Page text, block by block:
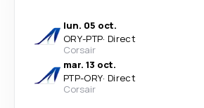
lun. 05 oct.
ORY-PTP· Direct
Corsair
mar. 13 oct.
PTP-ORY· Direct
Corsair